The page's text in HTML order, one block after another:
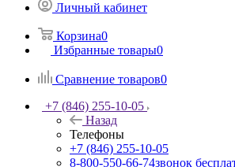
Личный кабинет
Корзина0
Избранные товары0
Сравнение товаров0
+7 (846) 255-10-05
Назад
Телефоны
+7 (846) 255-10-05
8-800-550-66-74звонок